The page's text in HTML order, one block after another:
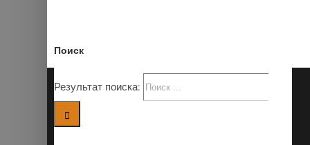
Поиск
Результат поиска: